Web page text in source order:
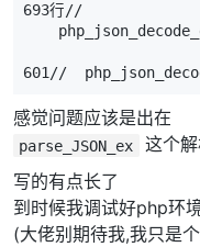
693行//
601//
感觉问题应该是出在
parse_JSON_ex
这个
写的有点长了
到时候我调试好php环
(大佬别期待我,我只是